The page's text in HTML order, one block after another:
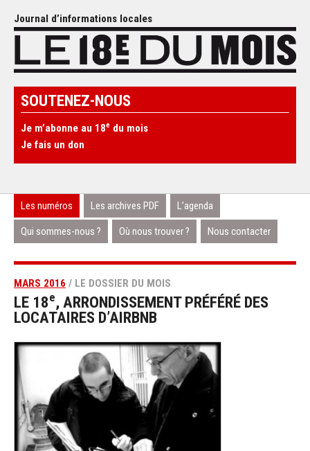
Journal d’informations locales
SOUTENEZ-NOUS
Je m’abonne au 18e du mois
Je fais un don
Les numéros Les archives PDF L’agenda
Qui sommes-nous ? Où nous trouver ? Nous contacter
MARS 2016 / LE DOSSIER DU MOIS
LE 18e, ARRONDISSEMENT PRÉFÉRÉ DES
LOCATAIRES D’AIRBNB